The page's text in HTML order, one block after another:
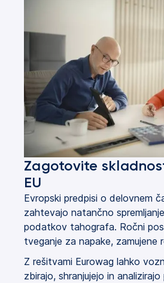
Zagotovite
EU
Evropski predpisi o delovnem
zahtevajo natančno
podatkov tahografa. Ročni
tveganje za napake, zamujene
Z rešitvami Eurowag lahko
zbirajo, shranjujejo in